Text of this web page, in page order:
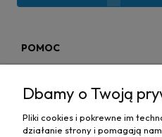
POMOC
Dbamy o Twoją
Pliki cookies i pokrewne im
działanie strony i pomagają